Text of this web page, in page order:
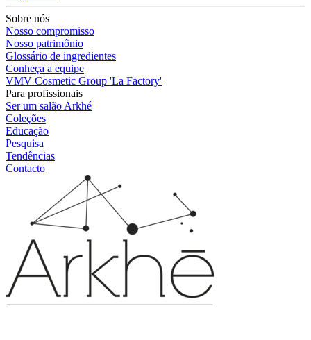
Sobre nós
Nosso compromisso
Nosso patrimônio
Glossário de ingredientes
Conheça a equipe
VMV Cosmetic Group 'La Factory'
Para profissionais
Ser um salão Arkhé
Coleções
Educação
Pesquisa
Tendências
Contacto